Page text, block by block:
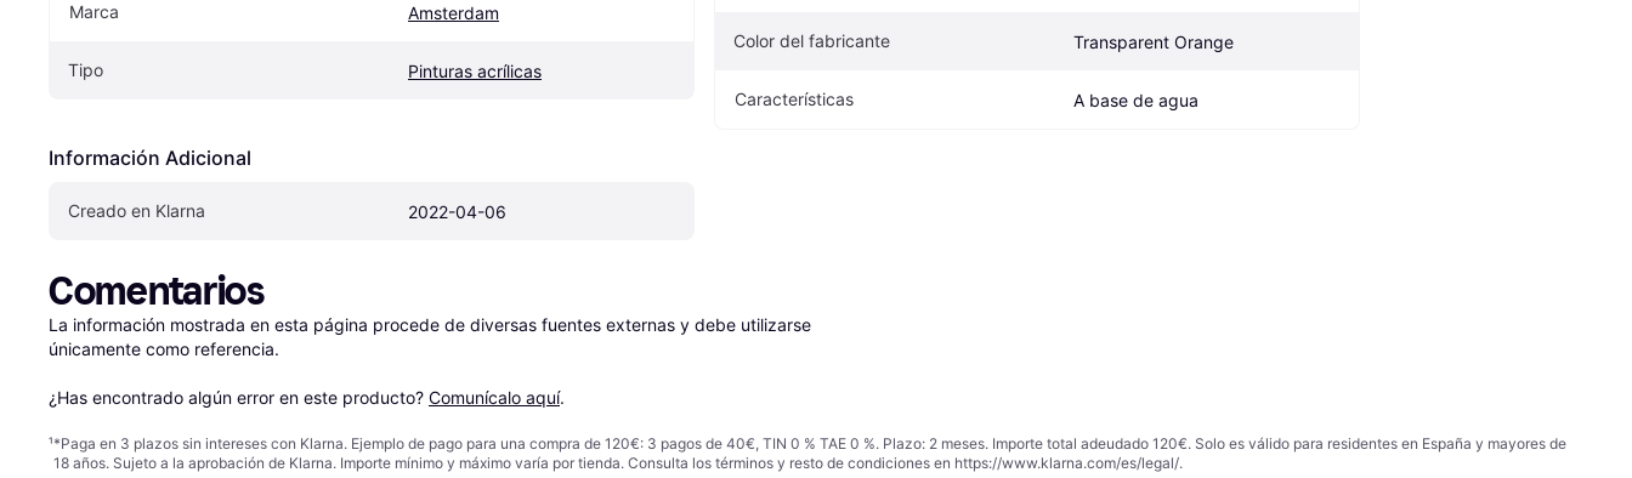
Marca Amsterdam
Tipo Pinturas acrílicas
Información Adicional
Creado en Klarna 2022-04-06
Color del fabricante Transparent Orange
Características A base de agua
Comentarios
La información mostrada en esta página procede de diversas fuentes externas y debe utilizarse
únicamente como referencia.
¿Has encontrado algún error en este producto? Comunícalo aquí.
¹*Paga en 3 plazos sin intereses con Klarna. Ejemplo de pago para una compra de 120€: 3 pagos de 40€, TIN 0 % TAE 0 %. Plazo: 2 meses. Importe total adeudado 120€. Solo es válido para residentes en España y mayores de
18 años. Sujeto a la aprobación de Klarna. Importe mínimo y máximo varía por tienda. Consulta los términos y resto de condiciones en https://www.klarna.com/es/legal/.